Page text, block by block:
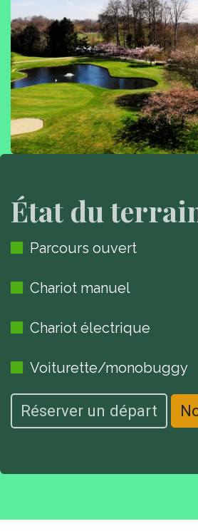
État du
Parcours ouvert
Chariot manuel
Chariot électrique
Voiturette/monobuggy
Réserver un départ